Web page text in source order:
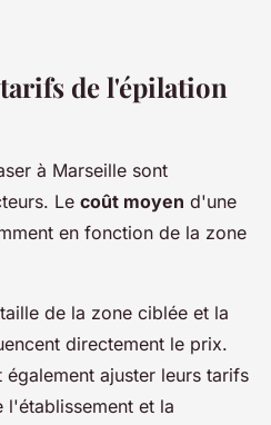
de l'épilation
à Marseille sont
Le coût moyen d'une
en fonction de la zone
de la zone ciblée et la
directement le prix.
également ajuster leurs tarifs
l'établissement et la